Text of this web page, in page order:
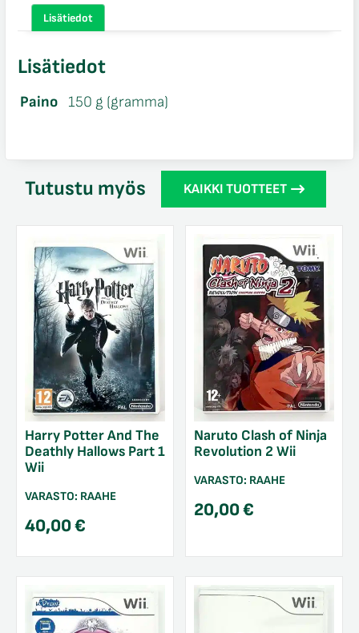
Lisätiedot
Lisätiedot
Paino 150 g (gramma)
Tutustu myös KAIKKI TUOTTEET
Harry Potter And The
Deathly Hallows Part 1
Wii
VARASTO: RAAHE
40,00€
Naruto Clash of Ninja
Revolution 2 Wii
VARASTO: RAAHE
20,00€